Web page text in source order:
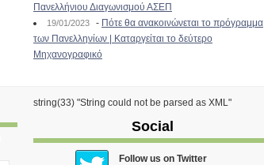
Πανελλήνιου Διαγωνισμού ΑΣΕΠ
19/01/2023 - Πότε θα ανακοινώνεται το πρόγραμμα
των Πανελληνίων | Καταργείται το δεύτερο
Μηχανογραφικό
string(33) "String could not be parsed as XML"
Social
Follow us on Twitter